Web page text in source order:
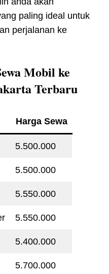
paling ideal untuk
perjalanan ke
Mobil ke
Terbaru
Harga Sewa
5.500.000
5.500.000
5.550.000
5.550.000
5.400.000
5.700.000